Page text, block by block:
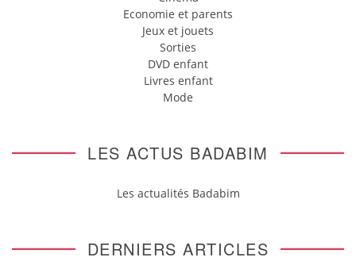
Economie et parents
Jeux et jouets
Sorties
DVD enfant
Livres enfant
Mode
LES ACTUS BADABIM
Les actualités Badabim
DERNIERS ARTICLES